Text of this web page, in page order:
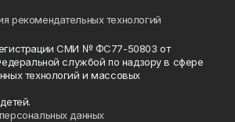
рекомендательных технологий
СМИ № ФС77-50803 от
службой по надзору в сфере
технологий и массовых
данных